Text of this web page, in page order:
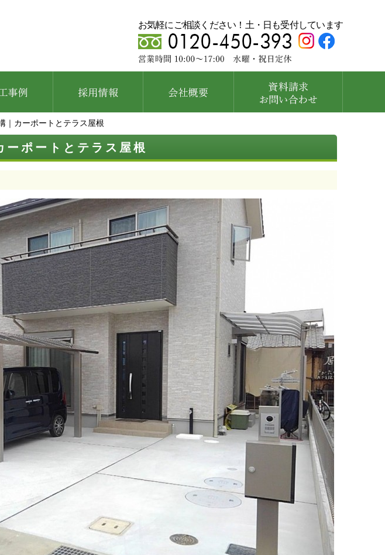
お気軽にご相談ください！土・日も受付しています
｜カーポートとテラス屋根
ーポートとテラス屋根